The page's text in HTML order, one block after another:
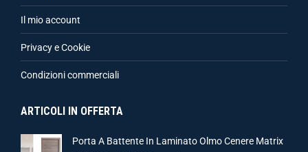
Il mio account
Privacy e Cookie
Condizioni commerciali
ARTICOLI IN OFFERTA
Porta A Battente In Laminato Olmo Cenere Matrix